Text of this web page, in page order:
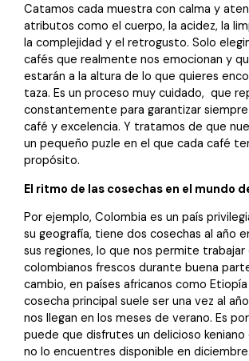
Catamos cada muestra con calma y
atributos como el cuerpo, la acidez, la
la complejidad y el retrogusto. Solo
cafés que realmente nos emocionan y
estarán a la altura de lo que quieres
taza. Es un proceso muy cuidado, que
constantemente para garantizar
café y excelencia. Y tratamos de que
un pequeño puzle en el que cada café
propósito.
El ritmo de las cosechas en el mundo
Por ejemplo, Colombia es un país
su geografía, tiene dos cosechas al año
sus regiones, lo que nos permite trabajar
colombianos frescos durante buena
cambio, en países africanos como Etiopía
cosecha principal suele ser una vez al
nos llegan en los meses de verano. Es
puede que disfrutes un delicioso keniano
no lo encuentres disponible en diciembre.